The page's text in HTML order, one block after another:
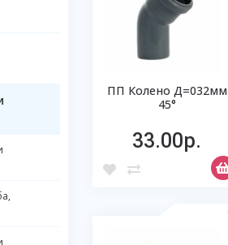
ПП Колено Д=032мм
45°
33.00р.